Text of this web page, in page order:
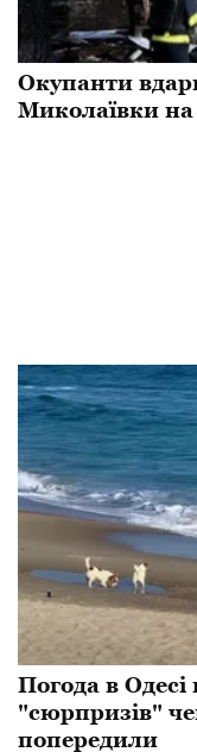
Окупанти
Миколаївки на
Погода в
"сюрпризів"
попередили